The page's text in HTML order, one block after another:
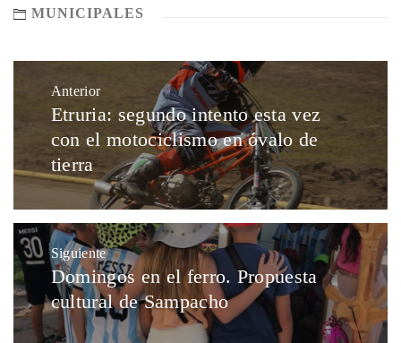
MUNICIPALES
Anterior
Etruria: segundo intento esta vez
con el motociclismo en óvalo de
tierra
Siguiente
Domingos en el ferro. Propuesta
cultural de Sampacho